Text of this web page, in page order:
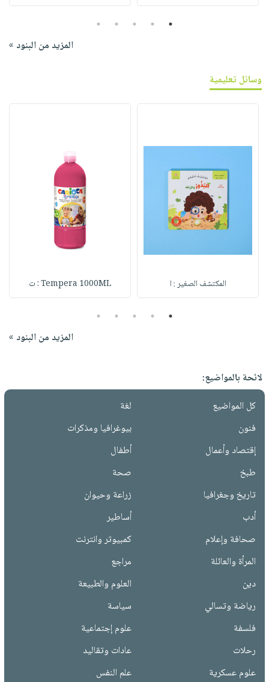
1
2
3
4
5
المزيد من البنود »
وسائل تعليمية
المكتشف الصغير : ا Tempera 1000ML : ت
1
2
3
4
5
المزيد من البنود »
لائحة بالمواضيع:
كل المواضيع
لغة
فنون
بيوغرافيا ومذكرات
إقتصاد وأعمال
أطفال
طبخ
صحة
تاريخ وجغرافيا
زراعة وحيوان
أدب
أساطير
صحافة وإعلام
كمبيوتر وانترنت
المرأة والعائلة
مراجع
دين
العلوم والطبيعة
رياضة وتسالي
سياسة
فلسفة
علوم إجتماعية
رحلات
عادات وتقاليد
علوم عسكرية
علم النفس